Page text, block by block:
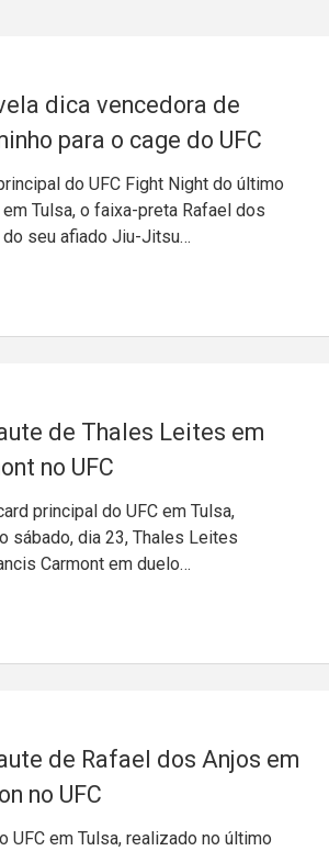
dica vencedora de
para o cage do UFC
do UFC Fight Night do último
Tulsa, o faixa-preta Rafael dos
seu afiado Jiu-Jitsu…
de Thales Leites em
no UFC
principal do UFC em Tulsa,
sábado, dia 23, Thales Leites
Carmont em duelo…
de Rafael dos Anjos em
no UFC
UFC em Tulsa, realizado no último